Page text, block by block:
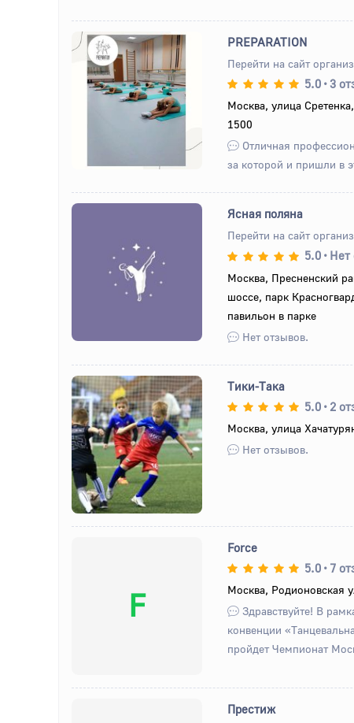
Назад
PREPARATION
Перейти на сайт
5.0 •3
Москва, улица
1500
Отличная
за которой и пришли в
Назад
Ясная поляна
Перейти на сайт
5.0 • Нет
Москва, Пресненский
шоссе, парк
павильон в парке
Нет отзывов.
Назад Вперед
Тики-Така
5.0 • 2
Москва, улица
Нет отзывов.
F
Force
5.0 • 7
Москва, Родионовская
Здравствуйте! В
конвенции
пройдет Чемпионат
Престиж